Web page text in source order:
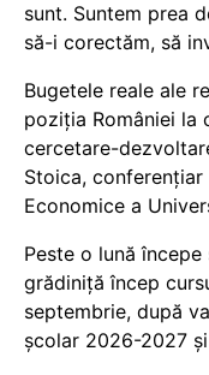
sunt. Suntem prea
să-i corectăm, să
Bugetele reale ale
poziția României la
cercetare-
Stoica,
Economice a
Peste o lună
grădiniță încep
septembrie, după
școlar 2026-2027